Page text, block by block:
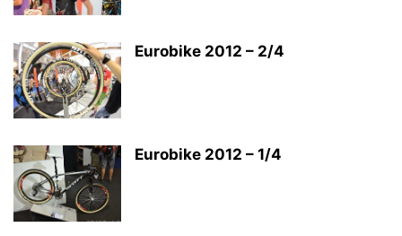
Eurobike 2012 – 2/4
Eurobike 2012 – 1/4